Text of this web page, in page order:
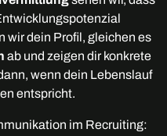
wir dein Profil, gleichen es
ab und zeigen dir konkrete
wenn dein Lebenslauf
entspricht.
im Recruiting: